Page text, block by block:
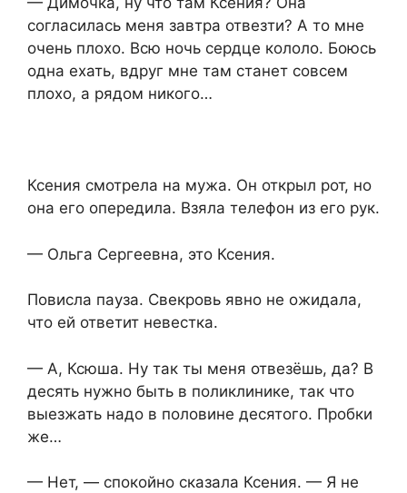
согласилась меня завтра отвезти? А то мне
очень плохо. Всю ночь сердце кололо. Боюсь
одна ехать, вдруг мне там станет совсем
плохо, а рядом никого…
Ксения смотрела на мужа. Он открыл рот, но
она его опередила. Взяла телефон из его рук.
— Ольга Сергеевна, это Ксения.
Повисла пауза. Свекровь явно не ожидала,
что ей ответит невестка.
— А, Ксюша. Ну так ты меня отвезёшь, да? В
десять нужно быть в поликлинике, так что
выезжать надо в половине десятого. Пробки
же…
— Нет, — спокойно сказала Ксения. — Я не